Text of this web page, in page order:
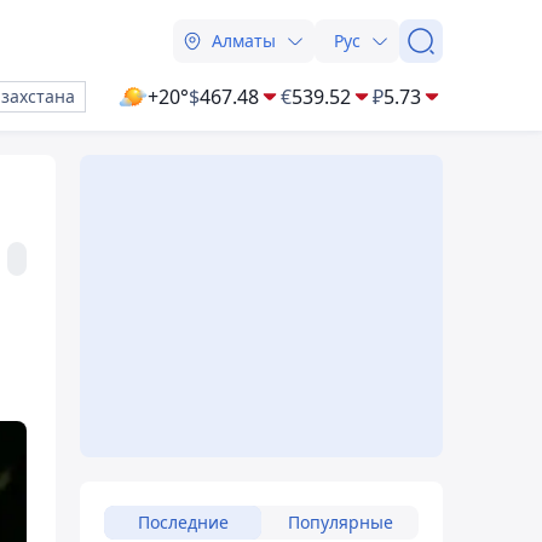
Алматы Рус
+20°$467.48 €539.52 ₽5.73
Последние Популярные